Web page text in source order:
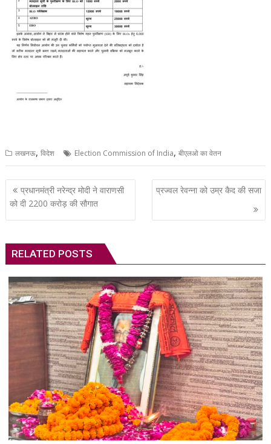
लखनऊ,विदेश Election Commission of India,बीएलओ का वेतन
Post
navigation
प्रधानमंत्री नरेन्द्र मोदी ने वाराणसी
को दी 2200 करोड़ की सौगात
प्रज्वल रेवन्ना को उम्र कैद की सजा
RELATED POSTS